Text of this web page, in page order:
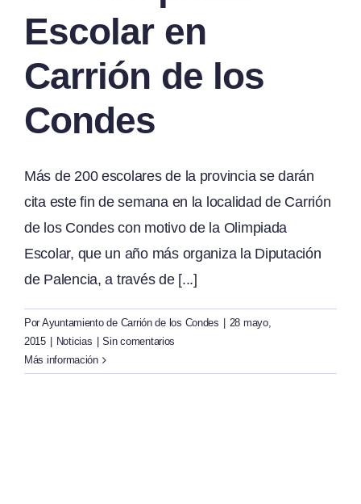
Escolar en
Carrión de los
Condes
Más de 200 escolares de la provincia se darán
cita este fin de semana en la localidad de Carrión
de los Condes con motivo de la Olimpiada
Escolar, que un año más organiza la Diputación
de Palencia, a través de [...]
Por Ayuntamiento de Carrión de los Condes
28 mayo,
2015
Noticias
Sin comentarios
Más información